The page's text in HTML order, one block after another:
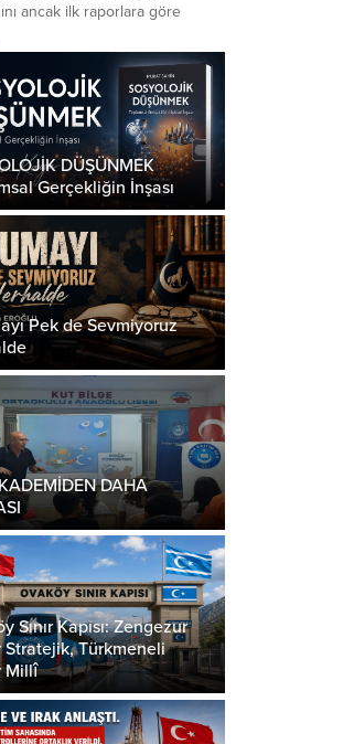
ancak ilk raporlara göre
da şehit olmadığını bildirdi.
noktasına saldırı girişiminde
yok edildiği bildirildi. Milli
komutanlar, incelemelerinin
DÜŞÜNMEK
Gerçekliğin İnşası
Pek de Sevmiyoruz
DAHA
Sınır Kapısı: Zengezur
Stratejik, Türkmeneli
Millî